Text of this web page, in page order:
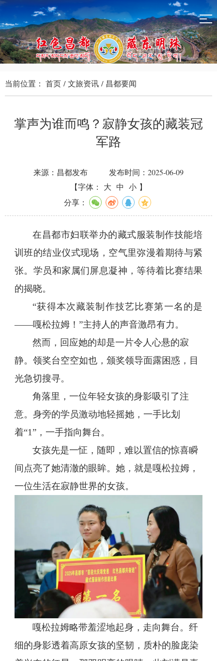
当前位置： 首页 /文旅资讯 / 昌都要闻
掌声为谁而鸣？寂静女孩的藏装冠
军路
来源：昌都发布
发布时间：2025-06-09
【字体：
大 中 小 】
分享：
在昌都市妇联举办的藏式服装制作技能培
训班的结业仪式现场，空气里弥漫着期待与紧
张。学员和家属们屏息凝神，等待着比赛结果
的揭晓。
“获得本次藏装制作技艺比赛第一名的是
——嘎松拉姆！”主持人的声音激昂有力。
然而，回应她的却是一片令人心悬的寂
静。领奖台空空如也，颁奖领导面露困惑，目
光急切搜寻。
角落里，一位年轻女孩的身影吸引了注
意。身旁的学员激动地轻摇她，一手比划
着“1”，一手指向舞台。
女孩先是一怔，随即，难以置信的惊喜瞬
间点亮了她清澈的眼眸。她，就是嘎松拉姆，
一位生活在寂静世界的女孩。
嘎松拉姆略带羞涩地起身，走向舞台。纤
细的身影透着高原女孩的坚韧，质朴的脸庞染